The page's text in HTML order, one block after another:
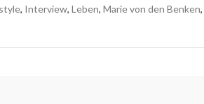
, Interview, Leben, Marie von den Benken,